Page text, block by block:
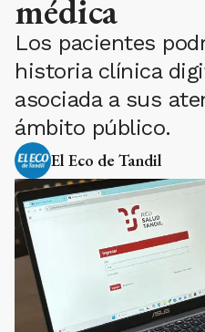
médica
Los pacientes
historia clínica
asociada a sus
ámbito público.
El Eco de Tandil